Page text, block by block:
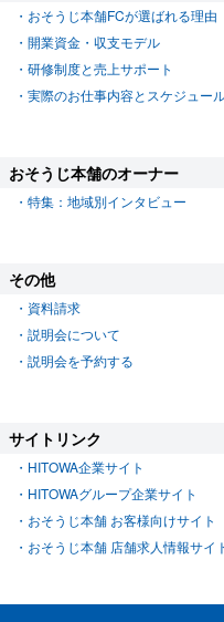
おそうじ本舗FCが選ばれる理由
開業資金・収支モデル
研修制度と売上サポート
実際のお仕事内容とスケジュー
おそうじ本舗のオーナー
特集：地域別インタビュー
その他
資料請求
説明会について
説明会を予約する
サイトリンク
HITOWA企業サイト
HITOWAグループ企業サイト
おそうじ本舗 お客様向けサイト
おそうじ本舗 店舗求人情報サイ